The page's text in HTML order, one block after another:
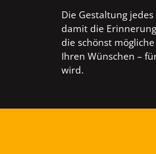
Die Gestaltung
damit die
die schönst
Ihren Wünschen –
wird.